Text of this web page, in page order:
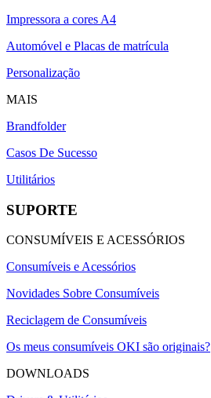
Impressora a cores A4
Automóvel e Placas de matrícula
Personalização
MAIS
Brandfolder
Casos De Sucesso
Utilitários
SUPORTE
CONSUMÍVEIS E ACESSÓRIOS
Consumíveis e Acessórios
Novidades Sobre Consumíveis
Reciclagem de Consumíveis
Os meus consumíveis OKI são originais?
DOWNLOADS